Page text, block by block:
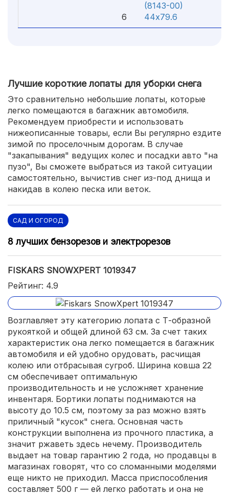
6
(8143-00)
44х79.6
Лучшие короткие лопаты для уборки снега
Это сравнительно небольшие лопаты, которые
легко помещаются в багажник автомобиля.
Рекомендуем приобрести и использовать
нижеописанные товары, если Вы регулярно ездите
зимой по проселочным дорогам. В случае
"закапывания" ведущих колес и посадки авто "на
пузо", Вы сможете выбраться из такой ситуации
самостоятельно, вычистив снег из-под днища и
накидав в колею песка или веток.
САД И ОГОРОД
8 лучших бензорезов и электрорезов
FISKARS SNOWXPERT 1019347
Рейтинг: 4.9
Возглавляет эту категорию лопата с Т-образной
рукояткой и общей длиной 63 см. За счет таких
характеристик она легко помещается в багажник
автомобиля и ей удобно орудовать, расчищая
колею или отбрасывая сугроб. Ширина ковша 22
см обеспечивает оптимальную
производительность и не усложняет хранение
инвентаря. Бортики лопаты поднимаются на
высоту до 10.5 см, поэтому за раз можно взять
приличный "кусок" снега. Основная часть
конструкции выполнена из прочного пластика, а
значит ржаветь здесь нечему. Производитель
выдает на товар гарантию 2 года, но продавцы в
магазинах говорят, что со сломанными моделями
еще никто не приходил. Масса приспособления
составляет 500 г — ей легко работать и она не